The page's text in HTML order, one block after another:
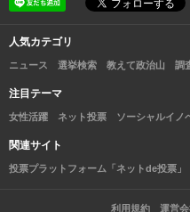
人気カテゴリ
ニュース 選挙検索 教えて政治山 調
注目テーマ
女性活躍 ネット投票 ソーシャルイノ
関連サイト
投票プラットフォーム「ネットde投票」
利用規約 運営